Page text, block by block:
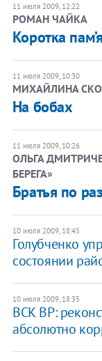
11 июля 2009, 12:22
РОМАН ЧАЙКА
Коротка
11 июля 2009, 10:30
МИХАЙЛИНА
На бобах
11 июля 2009, 10:26
ОЛЬГА
БЕРЕГА»
Братья по
10 июля 2009, 18:45
Голубченко
состоянии
10 июля 2009, 18:35
ВСК ВР:
абсолютно